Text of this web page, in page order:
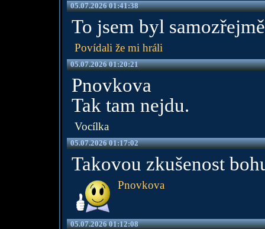
05.07.2026 01:41:38
To jsem byl
Povídali že mi hráli
05.07.2026 01:20:21
Pnovkova
Tak tam nejdu.
Vocílka
05.07.2026 01:17:02
Takovou zkušenost
Pnovkova
05.07.2026 01:12:08